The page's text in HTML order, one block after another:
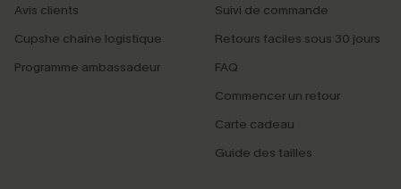
Avis clients
Cupshe chaîne logistique
Programme ambassadeur
Suivi de commande
Retours faciles sous 30 jours
FAQ
Commencer un retour
Carte cadeau
Guide des tailles